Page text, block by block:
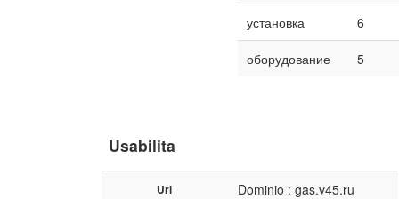
установка 6
оборудование 5
Usabilita
Url
Dominio : gas.v45.ru